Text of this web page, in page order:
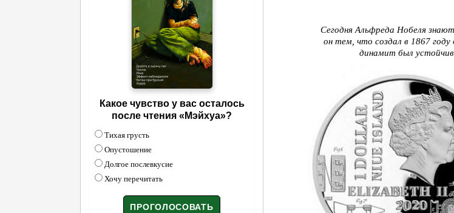
Какое чувство у вас осталось
после чтения «Мэйхуа»?
Тихая грусть
Опустошение
Долгое послевкусие
Хочу перечитать
Сегодня Альфреда Нобеля
он тем, что создал в 1867
динамит был